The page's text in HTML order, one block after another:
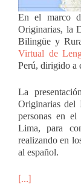
En el marco
Originarias, la
Bilingüe y
Virtual de
Perú, dirigido a
La
Originarias del
personas en
Lima, para
realizando en
al español.
[…]